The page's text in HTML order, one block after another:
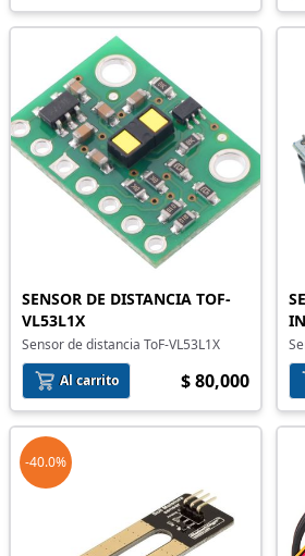
SENSOR DE DISTANCIA TOF-
VL53L1X
Sensor de distancia ToF-VL53L1X
Al carrito
$ 80,000
-40.0%